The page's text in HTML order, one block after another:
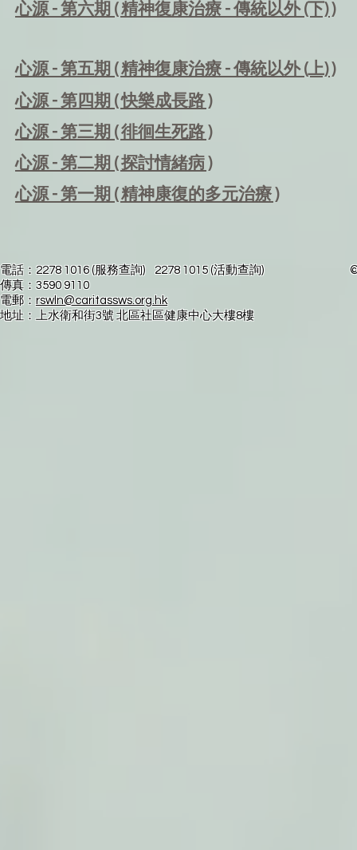
心源 - 第六期 ( 精神復康治療 - 傳統以外 (下) )
心源 - 第五期 ( 精神復康治療 - 傳統以外 (上) )
心源 - 第 四期 ( 快樂成長路 )
心源 - 第三期 ( 徘徊生死路 )
心源 - 第二期 ( 探討情緒病 )
心源 - 第一期 ( 精神康復的多元治療 )
電話：2278 1016 (服務查詢) 2278 1015 (活動查詢) ©
傳真：3590
電郵： rswln@caritassws.org.hk
地址：上水衛和街3號 北區社區健